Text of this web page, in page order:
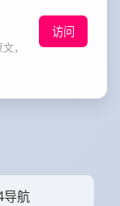
，
访问
导航